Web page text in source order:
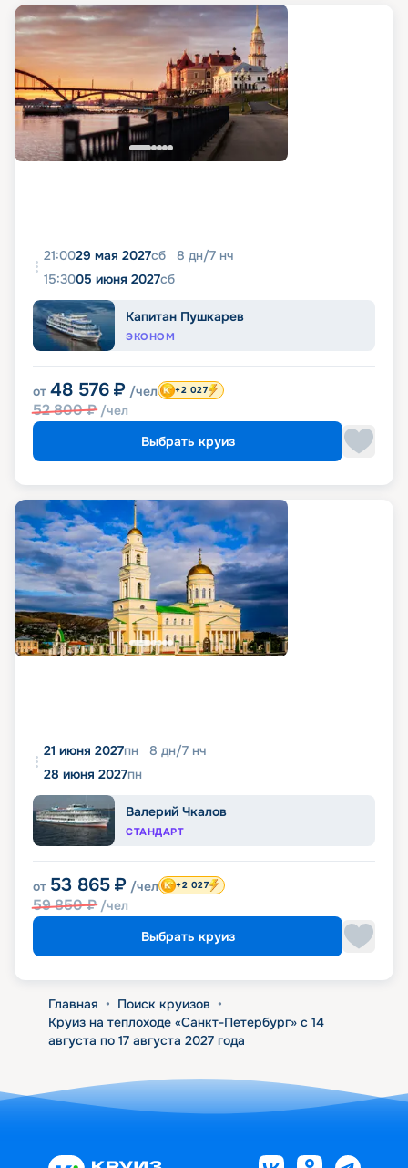
21:0029 мая 2027сб 8 дн/7 нч
15:3005 июня 2027сб
Капитан Пушкарев
ЭКОНОМ
от 48 576 ₽ /чел
52 800₽ /чел
+2 027
Выбрать круиз
21 июня 2027пн 8 дн/7 нч
28 июня 2027пн
Валерий Чкалов
СТАНДАРТ
от 53 865 ₽ /чел
59 850₽ /чел
+2 027
Выбрать круиз
Главная • Поиск круизов •
Круиз на теплоходе «Санкт-Петербург» с 14
августа по 17 августа 2027 года